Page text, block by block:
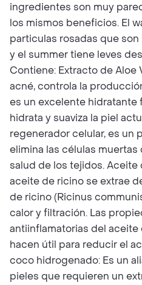
ingredientes son muy
los mismos beneficios. El
particulas rosadas que
y el summer tiene leves
Contiene: Extracto de Aloe
acné, controla la
es un excelente hidratante
hidrata y suaviza la piel
regenerador celular, es un
elimina las células muertas
salud de los tejidos.
aceite de ricino se extrae
de ricino (Ricinus
calor y filtración. Las
antiinflamatorias del
hacen útil para reducir el
coco hidrogenado: Es un
pieles que requieren un